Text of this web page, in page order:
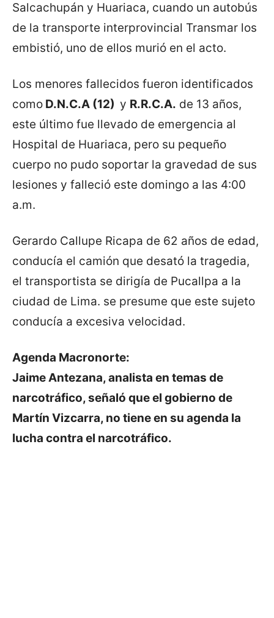
Salcachupán y Huariaca, cuando un autobús
de la transporte interprovincial Transmar los
embistió, uno de ellos murió en el acto.
Los menores fallecidos fueron identificados
como D.N.C.A (12) y R.R.C.A. de 13 años,
este último fue llevado de emergencia al
Hospital de Huariaca, pero su pequeño
cuerpo no pudo soportar la gravedad de sus
lesiones y falleció este domingo a las 4:00
a.m.
Gerardo Callupe Ricapa de 62 años de edad,
conducía el camión que desató la tragedia,
el transportista se dirigía de Pucallpa a la
ciudad de Lima. se presume que este sujeto
conducía a excesiva velocidad.
Agenda Macronorte:
Jaime Antezana, analista en temas de
narcotráfico, señaló que el gobierno de
Martín Vizcarra, no tiene en su agenda la
lucha contra el narcotráfico.